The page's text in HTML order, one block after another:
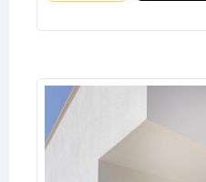
Password